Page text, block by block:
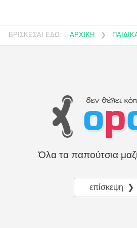
ΒΡΙΣΚΕΣΑΙ ΕΔΩ: ΑΡΧΙΚΗ ❯
Όλα τα παπούτσια
επίσκεψη ❯